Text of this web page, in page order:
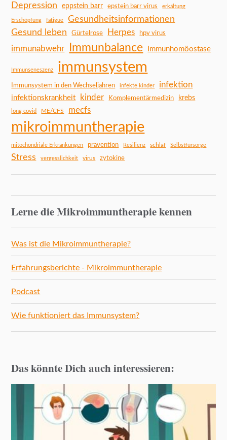
Depression eppstein barr epstein barr virus erkältung
Erschöpfung fatigue Gesundheitsinformationen
Gesund leben Gürtelrose Herpes hpv virus
immunabwehr Immunbalance Immunhomöostase
Immunseneszenz immunsystem
Immunsystem in den Wechseljahren infekte kinder infektion
infektionskrankheit kinder Komplementärmedizin krebs
long covid ME/CFS mecfs
mikroimmuntherapie
mitochondriale Erkrankungen prävention Resilienz schlaf Selbstfürsorge
Stress vergesslichkeit virus zytokine
Lerne die Mikroimmuntherapie kennen
Was ist die Mikroimmuntherapie?
Erfahrungsberichte - Mikroimmuntherapie
Podcast
Wie funktioniert das Immunsystem?
Das könnte Dich auch interessieren: